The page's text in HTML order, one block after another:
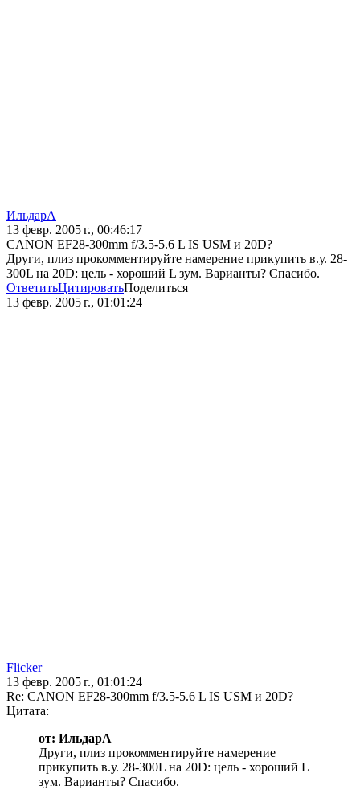
ИльдарА
13 февр. 2005 г., 00:46:17
CANON EF28-300mm f/3.5-5.6 L IS USM и 20D?
Други, плиз прокомментируйте намерение прикупить в.у. 28-
300L на 20D: цель - хороший L зум. Варианты? Спасибо.
ОтветитьЦитироватьПоделиться
13 февр. 2005 г., 01:01:24
Flicker
13 февр. 2005 г., 01:01:24
Re: CANON EF28-300mm f/3.5-5.6 L IS USM и 20D?
Цитата:
от: ИльдарА
Други, плиз прокомментируйте намерение
прикупить в.у. 28-300L на 20D: цель - хороший L
зум. Варианты? Спасибо.